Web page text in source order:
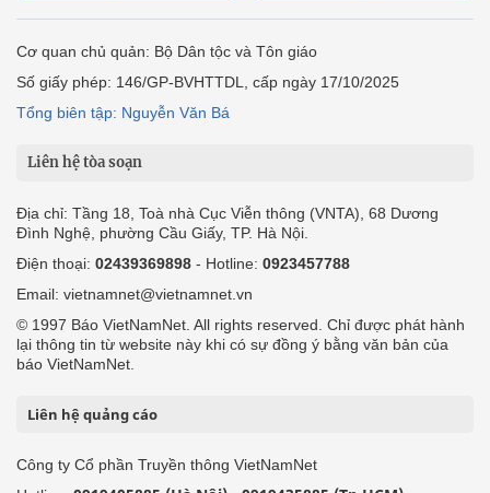
Cơ quan chủ quản: Bộ Dân tộc và Tôn giáo
Số giấy phép: 146/GP-BVHTTDL, cấp ngày 17/10/2025
Tổng biên tập: Nguyễn Văn Bá
Liên hệ tòa soạn
Địa chỉ: Tầng 18, Toà nhà Cục Viễn thông (VNTA), 68 Dương
Đình Nghệ, phường Cầu Giấy, TP. Hà Nội.
Điện thoại: 02439369898 - Hotline: 0923457788
Email: vietnamnet@vietnamnet.vn
© 1997 Báo VietNamNet. All rights reserved. Chỉ được phát hành
lại thông tin từ website này khi có sự đồng ý bằng văn bản của
báo VietNamNet.
Liên hệ quảng cáo
Công ty Cổ phần Truyền thông VietNamNet